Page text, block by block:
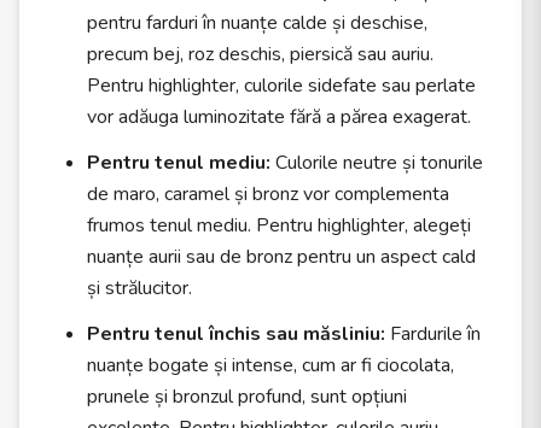
pentru farduri în nuanțe calde și deschise,
precum bej, roz deschis, piersică sau auriu.
Pentru highlighter, culorile sidefate sau perlate
vor adăuga luminozitate fără a părea exagerat.
Pentru tenul mediu: Culorile neutre și tonurile
de maro, caramel și bronz vor complementa
frumos tenul mediu. Pentru highlighter, alegeți
nuanțe aurii sau de bronz pentru un aspect cald
și strălucitor.
Pentru tenul închis sau măsliniu: Fardurile în
nuanțe bogate și intense, cum ar fi ciocolata,
prunele și bronzul profund, sunt opțiuni